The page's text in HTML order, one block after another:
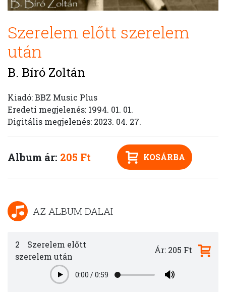
Szerelem előtt szerelem
után
B. Bíró Zoltán
Kiadó: BBZ Music Plus
Eredeti megjelenés: 1994. 01. 01.
Digitális megjelenés: 2023. 04. 27.
Album ár: 205 Ft KOSÁRBA
AZ ALBUM DALAI
2
Szerelem előtt
szerelem után
Play0:00 /0:59
Ár: 205 Ft